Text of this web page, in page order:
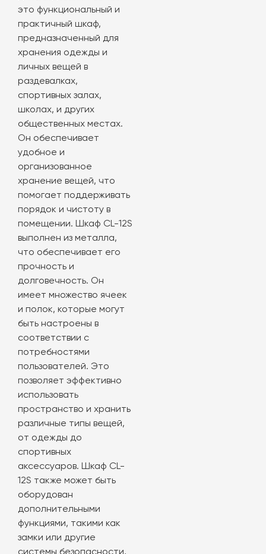
это функциональный и
практичный шкаф,
предназначенный для
хранения одежды и
личных вещей в
раздевалках,
спортивных залах,
школах, и других
общественных местах.
Он обеспечивает
удобное и
организованное
хранение вещей, что
помогает поддерживать
порядок и чистоту в
помещении. Шкаф CL-12S
выполнен из металла,
что обеспечивает его
прочность и
долговечность. Он
имеет множество ячеек
и полок, которые могут
быть настроены в
соответствии с
потребностями
пользователей. Это
позволяет эффективно
использовать
пространство и хранить
различные типы вещей,
от одежды до
спортивных
аксессуаров. Шкаф CL-
12S также может быть
оборудован
дополнительными
функциями, такими как
замки или другие